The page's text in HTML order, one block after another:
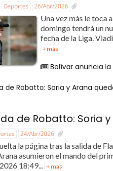
Deportes 26/Abr/2026
Una vez más le toca
domingo tendrá un
fecha de la Liga.
+ más
Bolívar anuncia
de Robatto: Soria y Arana
de Robatto: Soria
24/Abr/2026
la página tras la salida de
asumieron el mando del
18:49... + más